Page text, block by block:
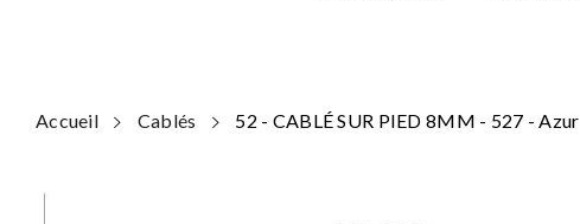
Accueil Cablés 52 - CABLÉ SUR PIED 8MM - 527 - Azur